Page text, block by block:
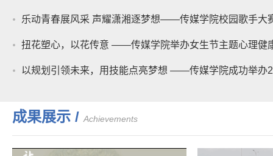
乐动青春展风采 声耀潇湘逐梦想——传媒学院校园歌手大
扭花塑心，以花传意 ——传媒学院举办女生节主题心理健
以规划引领未来，用技能点亮梦想 ——传媒学院成功举办
成果展示 / Achievements